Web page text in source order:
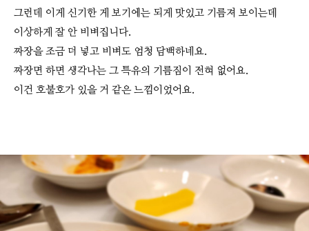
그런데 이게 신기한 게 보기에는 되게 맛있고 기름져 보이는데
이상하게 잘 안 비벼집니다.
짜장을 조금 더 넣고 비벼도 엄청 담백하네요.
짜장면 하면 생각나는 그 특유의 기름짐이 전혀 없어요.
이건 호불호가 있을 거 같은 느낌이었어요.